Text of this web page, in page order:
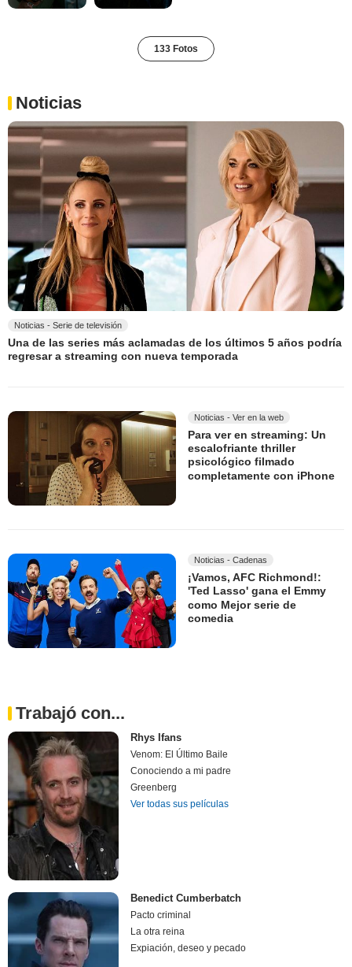
133 Fotos
Noticias
Noticias - Serie de televisión
Una de las series más aclamadas de los últimos 5 años podría
regresar a streaming con nueva temporada
Noticias - Ver en la web
Para ver en streaming: Un
escalofriante thriller
psicológico filmado
completamente con iPhone
Noticias - Cadenas
¡Vamos, AFC Richmond!:
'Ted Lasso' gana el Emmy
como Mejor serie de
comedia
Trabajó con...
Rhys Ifans
Venom: El Último Baile
Conociendo a mi padre
Greenberg
Ver todas sus películas
Benedict Cumberbatch
Pacto criminal
La otra reina
Expiación, deseo y pecado